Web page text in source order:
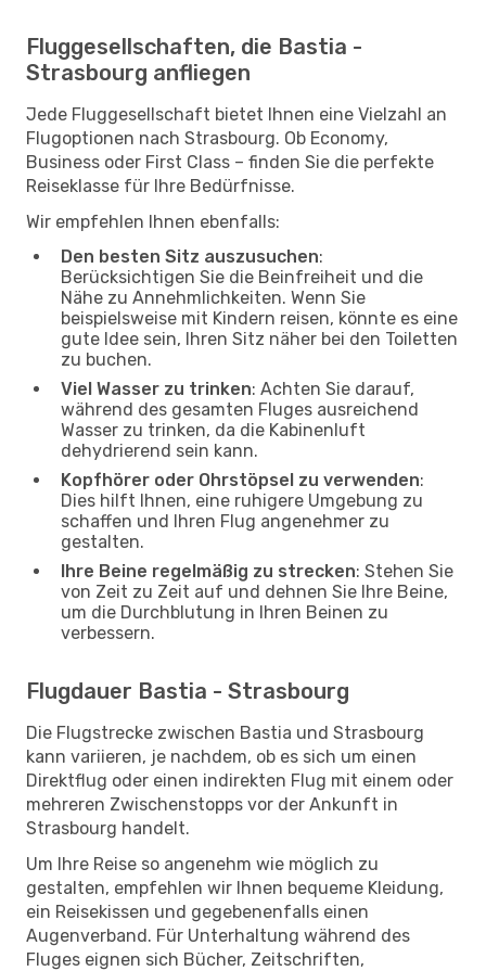
Fluggesellschaften, die Bastia -
Strasbourg anfliegen
Jede Fluggesellschaft bietet Ihnen eine Vielzahl an
Flugoptionen nach Strasbourg. Ob Economy,
Business oder First Class – finden Sie die perfekte
Reiseklasse für Ihre Bedürfnisse.
Wir empfehlen Ihnen ebenfalls:
Den besten Sitz auszusuchen:
Berücksichtigen Sie die Beinfreiheit und die
Nähe zu Annehmlichkeiten. Wenn Sie
beispielsweise mit Kindern reisen, könnte es eine
gute Idee sein, Ihren Sitz näher bei den Toiletten
zu buchen.
Viel Wasser zu trinken: Achten Sie darauf,
während des gesamten Fluges ausreichend
Wasser zu trinken, da die Kabinenluft
dehydrierend sein kann.
Kopfhörer oder Ohrstöpsel zu verwenden:
Dies hilft Ihnen, eine ruhigere Umgebung zu
schaffen und Ihren Flug angenehmer zu
gestalten.
Ihre Beine regelmäßig zu strecken: Stehen Sie
von Zeit zu Zeit auf und dehnen Sie Ihre Beine,
um die Durchblutung in Ihren Beinen zu
verbessern.
Flugdauer Bastia - Strasbourg
Die Flugstrecke zwischen Bastia und Strasbourg
kann variieren, je nachdem, ob es sich um einen
Direktflug oder einen indirekten Flug mit einem oder
mehreren Zwischenstopps vor der Ankunft in
Strasbourg handelt.
Um Ihre Reise so angenehm wie möglich zu
gestalten, empfehlen wir Ihnen bequeme Kleidung,
ein Reisekissen und gegebenenfalls einen
Augenverband. Für Unterhaltung während des
Fluges eignen sich Bücher, Zeitschriften,